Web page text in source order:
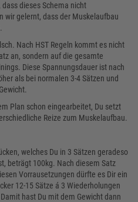
dieses Schema nicht
wir gelernt, dass der Muskelaufbau
Nach HST Regeln kommt es nicht
an, sondern auf die gesamte
Diese Spannungsdauer ist nach
als bei normalen 3-4 Sätzen und
Plan schon eingearbeitet, Du setzt
Reize zum Muskelaufbau.
welches Du in 3 Sätzen geradeso
beträgt 100kg. Nach diesem Satz
Vorrausetzungen dürfte es Dir ein
12-15 Sätze á 3 Wiederholungen
hast Du mit dem Gewicht dann